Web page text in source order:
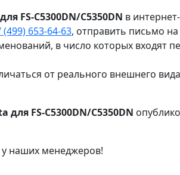
FS-C5300DN/C5350DN в
(499) 653-64-63, отправить письмо на
в число которых входят
от реального внешнего
для FS-C5300DN/C5350DN
у наших менеджеров!